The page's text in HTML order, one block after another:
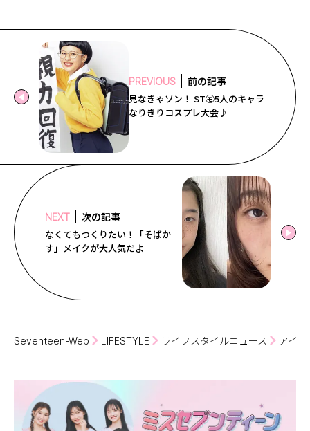
PREVIOUS 前の記事
見なきゃソン！ ST㋲5人のキャラ
なりきりコスプレ大会♪
NEXT 次の記事
なくてもつくりたい！「そばか
す」メイクが大人気だよ
Seventeen-Web LIFESTYLE ライフスタイルニュース アイ